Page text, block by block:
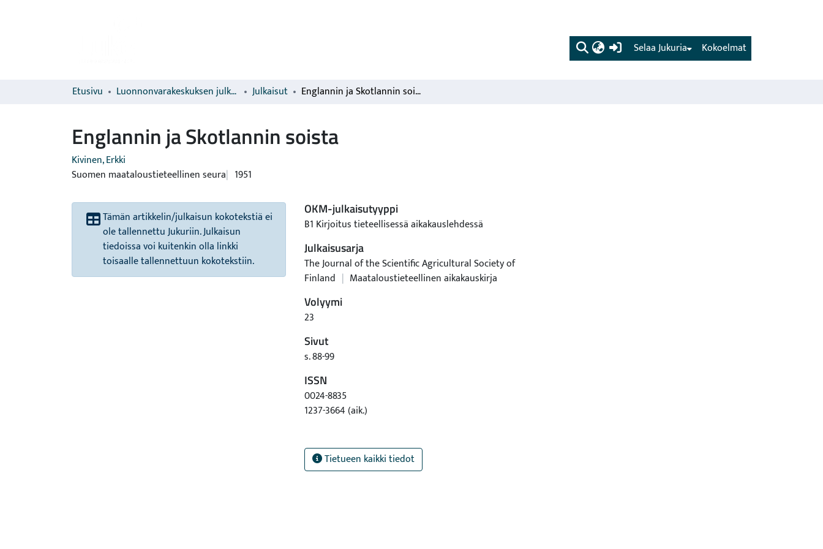
(current) Kokoelmat
Selaa Jukuria
Etusivu Luonnonvarakeskuksen julkaisut Julkaisut Englannin ja Skotlannin soista
Englannin ja Skotlannin soista
Kivinen, Erkki
Suomen maataloustieteellinen seura 1951
Tämän artikkelin/julkaisun kokotekstiä ei
ole tallennettu Jukuriin. Julkaisun
tiedoissa voi kuitenkin olla linkki
toisaalle tallennettuun kokotekstiin.
OKM-julkaisutyyppi
B1 Kirjoitus tieteellisessä aikakauslehdessä
Julkaisusarja
The Journal of the Scientific Agricultural Society of
Finland | Maataloustieteellinen aikakauskirja
Volyymi
23
Sivut
s. 88-99
ISSN
0024-8835
1237-3664 (aik.)
Tietueen kaikki tiedot